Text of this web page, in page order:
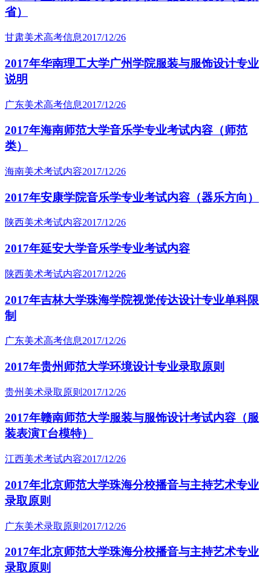
省）
甘肃美术高考信息2017/12/26
2017年华南理工大学广州学院服装与服饰设计专业
说明
广东美术高考信息2017/12/26
2017年海南师范大学音乐学专业考试内容（师范
类）
海南美术考试内容2017/12/26
2017年安康学院音乐学专业考试内容（器乐方向）
陕西美术考试内容2017/12/26
2017年延安大学音乐学专业考试内容
陕西美术考试内容2017/12/26
2017年吉林大学珠海学院视觉传达设计专业单科限
制
广东美术高考信息2017/12/26
2017年贵州师范大学环境设计专业录取原则
贵州美术录取原则 2017/12/26
2017年赣南师范大学服装与服饰设计考试内容（服
装表演T台模特）
江西美术考试内容2017/12/26
2017年北京师范大学珠海分校播音与主持艺术专业
录取原则
广东美术录取原则 2017/12/26
2017年北京师范大学珠海分校播音与主持艺术专业
录取原则